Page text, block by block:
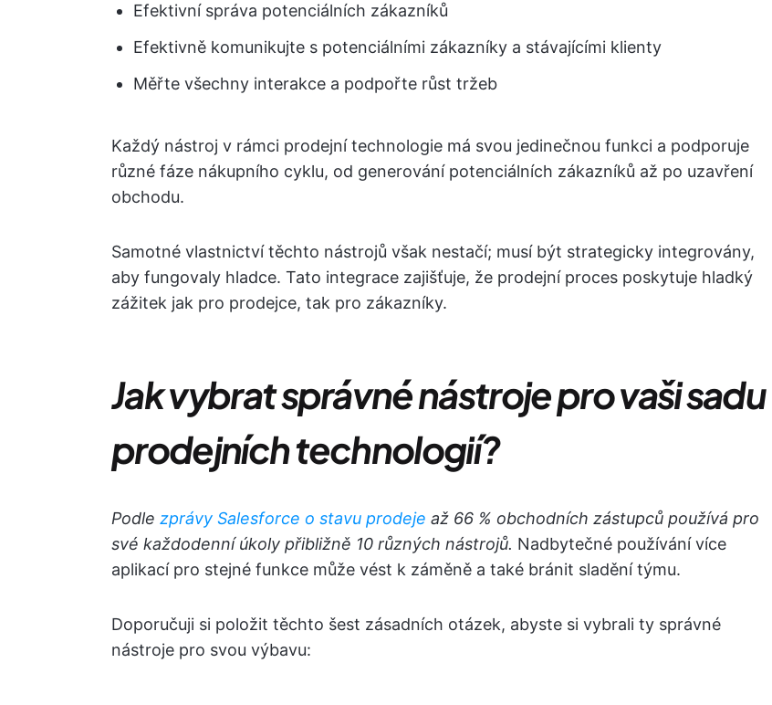
Efektivní správa potenciálních zákazníků
Efektivně komunikujte s potenciálními zákazníky a stávajícími klienty
Měřte všechny interakce a podpořte růst tržeb
Každý nástroj v rámci prodejní technologie má svou jedinečnou funkci a podporuje
různé fáze nákupního cyklu, od generování potenciálních zákazníků až po uzavření
obchodu.
Samotné vlastnictví těchto nástrojů však nestačí; musí být strategicky integrovány,
aby fungovaly hladce. Tato integrace zajišťuje, že prodejní proces poskytuje hladký
zážitek jak pro prodejce, tak pro zákazníky.
Jak vybrat správné nástroje pro vaši sadu
prodejních technologií?
Podle zprávy Salesforce o stavu prodeje až 66 % obchodních zástupců používá pro
své každodenní úkoly přibližně 10 různých nástrojů. Nadbytečné používání více
aplikací pro stejné funkce může vést k záměně a také bránit sladění týmu.
Doporučuji si položit těchto šest zásadních otázek, abyste si vybrali ty správné
nástroje pro svou výbavu: